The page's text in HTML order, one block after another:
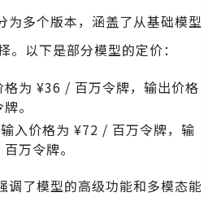
为多个版本，涵盖了从基础模型
。以下是部分模型的定价：
格为 ¥36 / 百万令牌，输出价格
。
入价格为 ¥72 / 百万令牌，输
万令牌。
调了模型的高级功能和多模态能